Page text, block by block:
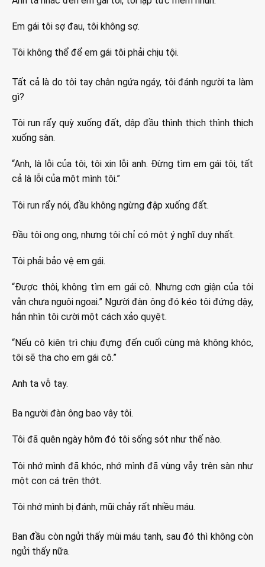
Em gái tôi sợ đau, tôi không sợ.
Tôi không thể để em gái tôi phải chịu tội.
Tất cả là do tôi tay chân ngứa ngáy, tôi đánh người ta làm
gì?
Tôi run rẩy quỳ xuống đất, dập đầu thình thịch thình thịch
xuống sàn.
“Anh, là lỗi của tôi, tôi xin lỗi anh. Đừng tìm em gái tôi, tất
cả là lỗi của một mình tôi.”
Tôi run rẩy nói, đầu không ngừng đập xuống đất.
Đầu tôi ong ong, nhưng tôi chỉ có một ý nghĩ duy nhất.
Tôi phải bảo vệ em gái.
“Được thôi, không tìm em gái cô. Nhưng cơn giận của tôi
vẫn chưa nguôi ngoai.” Người đàn ông đó kéo tôi đứng dậy,
hắn nhìn tôi cười một cách xảo quyệt.
“Nếu cô kiên trì chịu đựng đến cuối cùng mà không khóc,
tôi sẽ tha cho em gái cô.”
Anh ta vỗ tay.
Ba người đàn ông bao vây tôi.
Tôi đã quên ngày hôm đó tôi sống sót như thế nào.
Tôi nhớ mình đã khóc, nhớ mình đã vùng vẫy trên sàn như
một con cá trên thớt.
Tôi nhớ mình bị đánh, mũi chảy rất nhiều máu.
Ban đầu còn ngửi thấy mùi máu tanh, sau đó thì không còn
ngửi thấy nữa.